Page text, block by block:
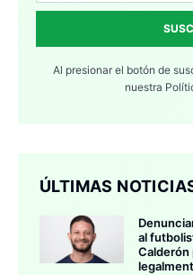
Al presionar el botón de
nuestra
ÚLTIMAS
al
Calderón